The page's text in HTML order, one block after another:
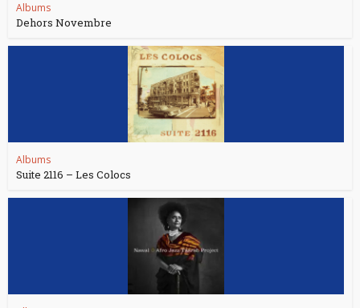
Albums
Dehors Novembre
Albums
Suite 2116 – Les Colocs